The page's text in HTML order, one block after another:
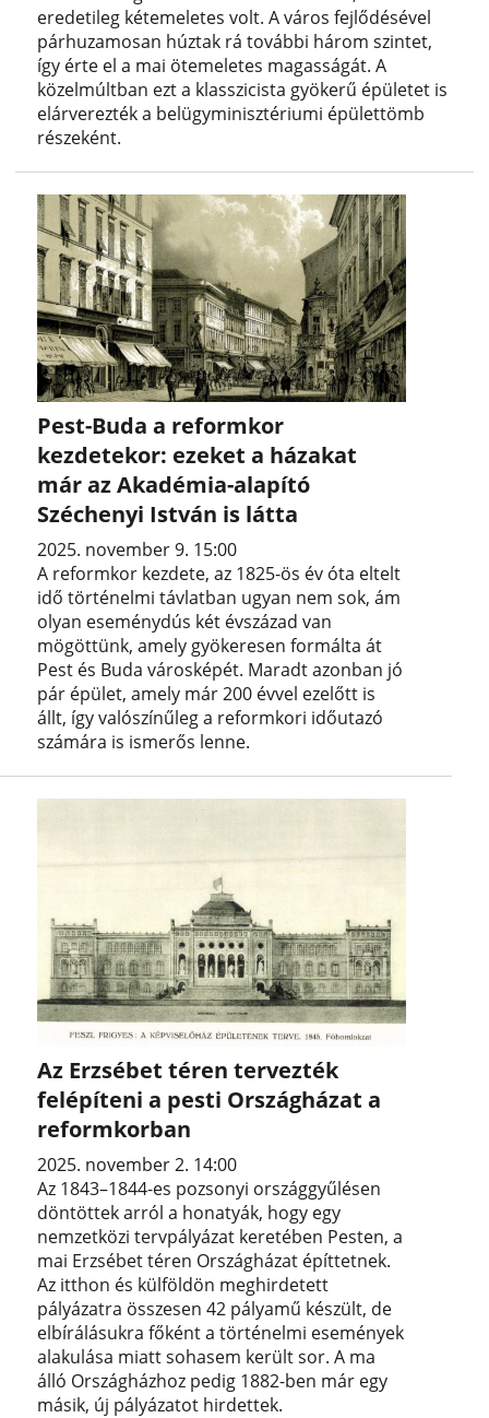
eredetileg kétemeletes volt. A város fejlődésével
párhuzamosan húztak rá további három szintet,
így érte el a mai ötemeletes magasságát. A
közelmúltban ezt a klasszicista gyökerű épületet is
elárverezték a belügyminisztériumi épülettömb
részeként.
Pest-Buda a reformkor
kezdetekor: ezeket a házakat
már az Akadémia-alapító
Széchenyi István is látta
2025. november 9. 15:00
A reformkor kezdete, az 1825-ös év óta eltelt
idő történelmi távlatban ugyan nem sok, ám
olyan eseménydús két évszázad van
mögöttünk, amely gyökeresen formálta át
Pest és Buda városképét. Maradt azonban jó
pár épület, amely már 200 évvel ezelőtt is
állt, így valószínűleg a reformkori időutazó
számára is ismerős lenne.
Az Erzsébet téren tervezték
felépíteni a pesti Országházat a
reformkorban
2025. november 2. 14:00
Az 1843–1844-es pozsonyi országgyűlésen
döntöttek arról a honatyák, hogy egy
nemzetközi tervpályázat keretében Pesten, a
mai Erzsébet téren Országházat építtetnek.
Az itthon és külföldön meghirdetett
pályázatra összesen 42 pályamű készült, de
elbírálásukra főként a történelmi események
alakulása miatt sohasem került sor. A ma
álló Országházhoz pedig 1882-ben már egy
másik, új pályázatot hirdettek.